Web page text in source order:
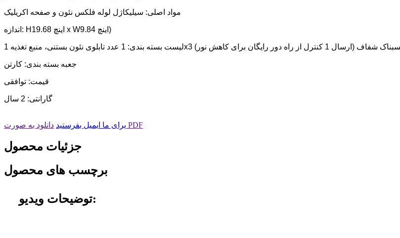
مواد اصلی: سیلیکاژل لوله فلکس نئون و صفحه اکریلیک
اندازه: H19.68 اینچ x W9.84 اینچ)
جعبه بسته بندی: کارتن
قیمت: توافقی
گارانتی: 2 سال
برای ما ایمیل بفرستید دانلود به صورت PDF
جزئیات محصول
برچسب های محصول
توضیحات ویدیو: